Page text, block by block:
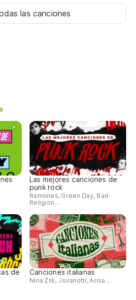
las canciones
Las mejores canciones de
punk rock
Ramones, Green Day, Bad
Religion...
de
Canciones italianas
Nina Zilli, Jovanotti, Arisa...